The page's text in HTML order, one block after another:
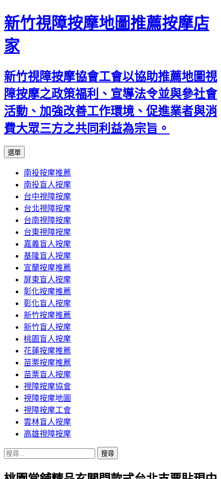
新竹視障按摩地圖推薦按摩店
家
新竹視障按摩協會工會以協助推薦地圖視
障按摩之政策福利、宣導法令並與參社會
活動、加強改善工作環境、促進業者與消
費大眾三方之共同利益為宗旨。
選單
內
容
區
南投按摩推薦
南投盲人按摩
台中視障按摩
台北視障按摩
台南視障按摩
台東視障按摩
嘉義盲人按摩
基隆盲人按摩
宜蘭按摩推薦
屏東盲人按摩
彰化按摩推薦
彰化盲人按摩
新竹按摩推薦
新竹盲人按摩
桃園盲人按摩
花蓮按摩推薦
苗栗按摩推薦
苗栗盲人按摩
視障按摩協會
視障按摩地圖
視障按摩工會
雲林盲人按摩
高雄視障按摩
搜
關